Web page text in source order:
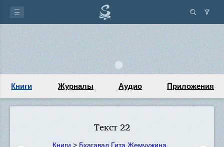
Книги Журналы Аудио Приложения
Текст 22
Книги > Бхагавад Гита Жемчужина